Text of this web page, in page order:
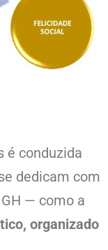
é conduzida
dedicam com
— como a
organizado